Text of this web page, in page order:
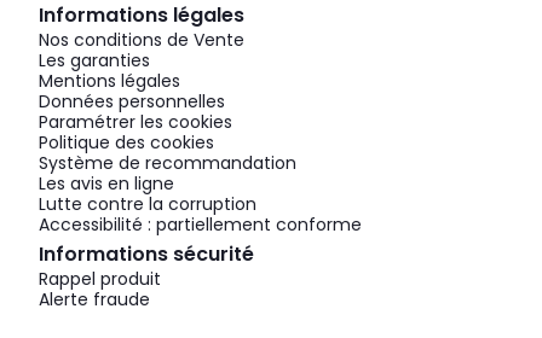
Informations légales
Nos conditions de Vente
Les garanties
Mentions légales
Données personnelles
Paramétrer les cookies
Politique des cookies
Système de recommandation
Les avis en ligne
Lutte contre la corruption
Accessibilité : partiellement conforme
Informations sécurité
Rappel produit
Alerte fraude